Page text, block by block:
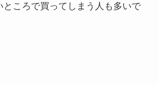
ところで買ってしまう人も多いで